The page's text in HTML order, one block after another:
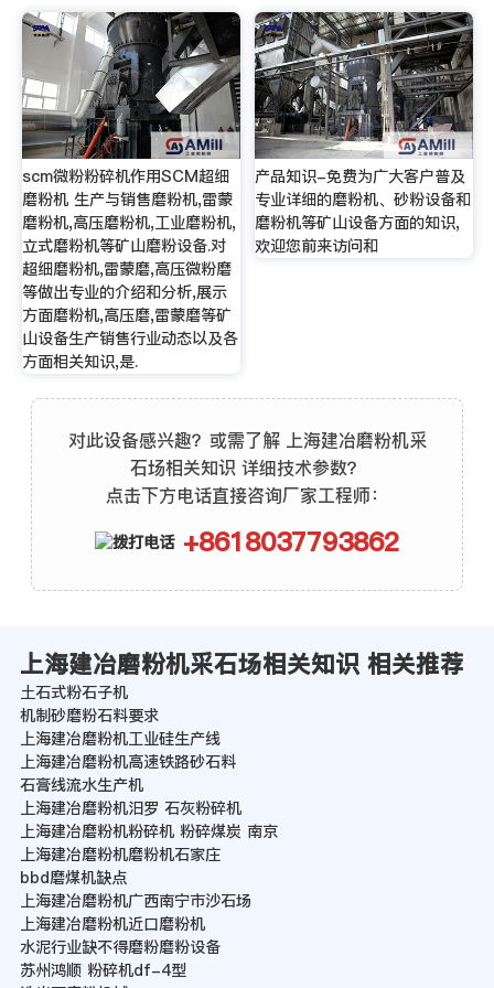
scm微粉粉碎机作用SCM超细
磨粉机 生产与销售磨粉机,雷蒙
磨粉机,高压磨粉机,工业磨粉机,
立式磨粉机等矿山磨粉设备.对
超细磨粉机,雷蒙磨,高压微粉磨
等做出专业的介绍和分析,展示
方面磨粉机,高压磨,雷蒙磨等矿
山设备生产销售行业动态以及各
方面相关知识,是.
产品知识-免费为广大客户普及
专业详细的磨粉机、砂粉设备和
磨粉机等矿山设备方面的知识,
欢迎您前来访问和
对此设备感兴趣？或需了解 上海建冶磨粉机采
石场相关知识 详细技术参数？
点击下方电话直接咨询厂家工程师：
+8618037793862
上海建冶磨粉机采石场相关知识 相关推荐
土石式粉石子机
机制砂磨粉石料要求
上海建冶磨粉机工业硅生产线
上海建冶磨粉机高速铁路砂石料
石膏线流水生产机
上海建冶磨粉机汨罗 石灰粉碎机
上海建冶磨粉机粉碎机 粉碎煤炭 南京
上海建冶磨粉机磨粉机石家庄
bbd磨煤机缺点
上海建冶磨粉机广西南宁市沙石场
上海建冶磨粉机近口磨粉机
水泥行业缺不得磨粉磨粉设备
苏州鸿顺 粉碎机df-4型